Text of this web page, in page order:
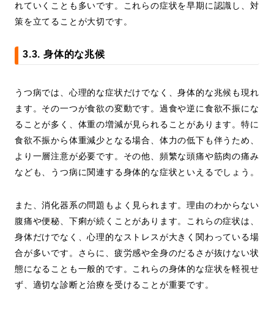
れていくことも多いです。これらの症状を早期に認識し、対
策を立てることが大切です。
3.3. 身体的な兆候
うつ病では、心理的な症状だけでなく、身体的な兆候も現れ
ます。その一つが食欲の変動です。過食や逆に食欲不振にな
ることが多く、体重の増減が見られることがあります。特に
食欲不振から体重減少となる場合、体力の低下も伴うため、
より一層注意が必要です。その他、頻繁な頭痛や筋肉の痛み
なども、うつ病に関連する身体的な症状といえるでしょう。
また、消化器系の問題もよく見られます。理由のわからない
腹痛や便秘、下痢が続くことがあります。これらの症状は、
身体だけでなく、心理的なストレスが大きく関わっている場
合が多いです。さらに、疲労感や全身のだるさが抜けない状
態になることも一般的です。これらの身体的な症状を軽視せ
ず、適切な診断と治療を受けることが重要です。